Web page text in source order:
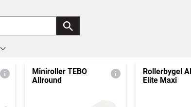
Miniroller TEBO
Allround
Rollerbygel
Elite Maxi